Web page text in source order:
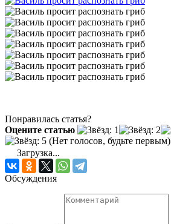
Понравилась статья?
Оцените статью
(Нет голосов, будьте первым)
Загрузка...
Обсуждения